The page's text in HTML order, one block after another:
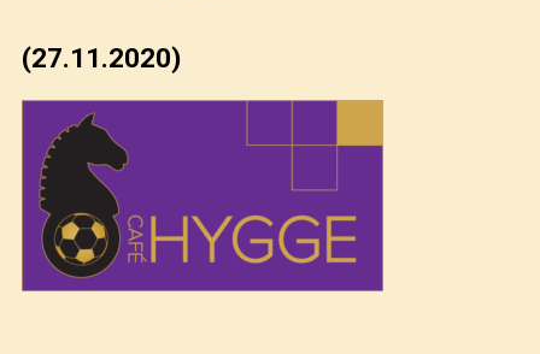
(27.11.2020)